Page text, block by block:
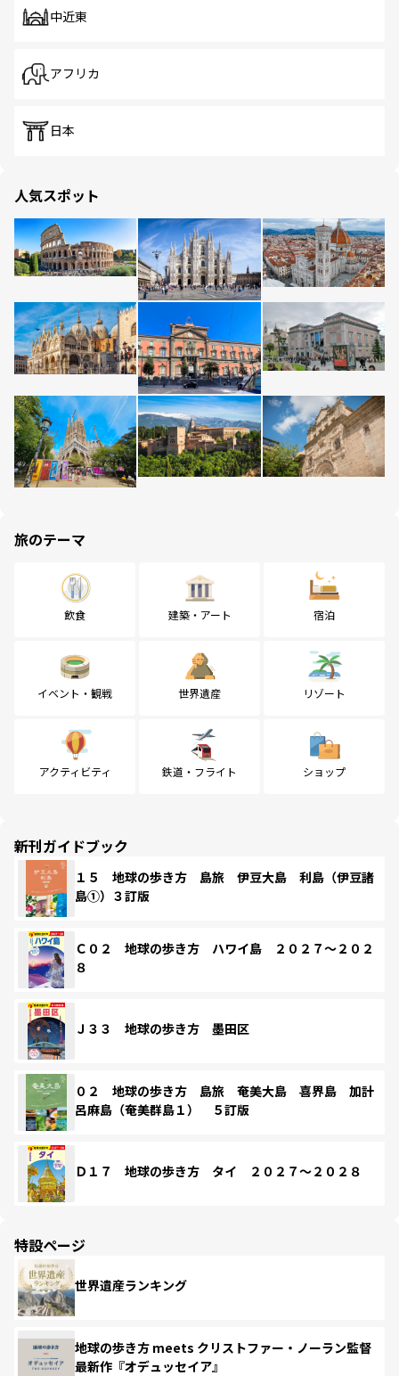
中近東
アフリカ
日本
人気スポット
旅のテーマ
飲食 建築・アート 宿泊
イベント・観戦 世界遺産 リゾート
アクティビティ 鉄道・フライト ショップ
新刊ガイドブック
１５ 地球の歩き方 島旅 伊豆大島 利島（伊豆諸
島①）３訂版
Ｃ０２ 地球の歩き方 ハワイ島 ２０２７～２０２
８
Ｊ３３ 地球の歩き方 墨田区
０２ 地球の歩き方 島旅 奄美大島 喜界島 加計
呂麻島（奄美群島１） ５訂版
Ｄ１７ 地球の歩き方 タイ ２０２７～２０２８
特設ページ
世界遺産ランキング
地球の歩き方 meets クリストファー・ノーラン監督
最新作『オデュッセイア』